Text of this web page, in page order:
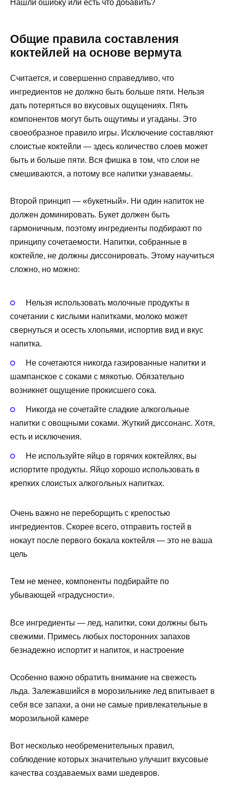
Нашли ошибку или есть что добавить?
Общие правила составления
коктейлей на основе вермута
Считается, и совершенно справедливо, что
ингредиентов не должно быть больше пяти. Нельзя
дать потеряться во вкусовых ощущениях. Пять
компонентов могут быть ощутимы и угаданы. Это
своеобразное правило игры. Исключение составляют
слоистые коктейли — здесь количество слоев может
быть и больше пяти. Вся фишка в том, что слои не
смешиваются, а потому все напитки узнаваемы.
Второй принцип — «букетный». Ни один напиток не
должен доминировать. Букет должен быть
гармоничным, поэтому ингредиенты подбирают по
принципу сочетаемости. Напитки, собранные в
коктейле, не должны диссонировать. Этому научиться
сложно, но можно:
Нельзя использовать молочные продукты в
сочетании с кислыми напитками, молоко может
свернуться и осесть хлопьями, испортив вид и вкус
напитка.
Не сочетаются никогда газированные напитки и
шампанское с соками с мякотью. Обязательно
возникнет ощущение прокисшего сока.
Никогда не сочетайте сладкие алкогольные
напитки с овощными соками. Жуткий диссонанс. Хотя,
есть и исключения.
Не используйте яйцо в горячих коктейлях, вы
испортите продукты. Яйцо хорошо использовать в
крепких слоистых алкогольных напитках.
Очень важно не переборщить с крепостью
ингредиентов. Скорее всего, отправить гостей в
нокаут после первого бокала коктейля — это не ваша
цель
Тем не менее, компоненты подбирайте по
убывающей «градусности».
Все ингредиенты — лед, напитки, соки должны быть
свежими. Примесь любых посторонних запахов
безнадежно испортит и напиток, и настроение
Особенно важно обратить внимание на свежесть
льда. Залежавшийся в морозильнике лед впитывает в
себя все запахи, а они не самые привлекательные в
морозильной камере
Вот несколько необременительных правил,
соблюдение которых значительно улучшит вкусовые
качества создаваемых вами шедевров.